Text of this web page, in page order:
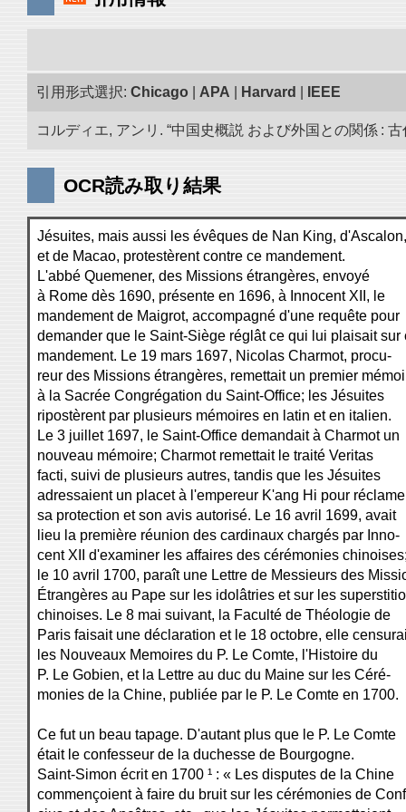
引用形式選択: Chicago APA Harvard IEEE
コルディエ, アンリ. “中国史概説 および外国との関係 :
OCR読み取り結果
Jésuites, mais aussi les évêques de Nan King, d'Ascalon,
et de Macao, protestèrent contre ce mandement.
L'abbé Quemener, des Missions étrangères, envoyé
à Rome dès 1690, présente en 1696, à Innocent XII, le
mandement de Maigrot, accompagné d'une requête pour
demander que le Saint-Siège réglât ce qui lui plaisait sur
mandement. Le 19 mars 1697, Nicolas Charmot, procu-
reur des Missions étrangères, remettait un premier
à la Sacrée Congrégation du Saint-Office; les Jésuites
ripostèrent par plusieurs mémoires en latin et en italien.
Le 3 juillet 1697, le Saint-Office demandait à Charmot un
nouveau mémoire; Charmot remettait le traité Veritas
facti, suivi de plusieurs autres, tandis que les Jésuites
adressaient un placet à l'empereur K'ang Hi pour
sa protection et son avis autorisé. Le 16 avril 1699, avait
lieu la première réunion des cardinaux chargés par Inno-
cent XII d'examiner les affaires des cérémonies
le 10 avril 1700, paraît une Lettre de Messieurs des
Étrangères au Pape sur les idolâtries et sur les
chinoises. Le 8 mai suivant, la Faculté de Théologie de
Paris faisait une déclaration et le 18 octobre, elle
les Nouveaux Memoires du P. Le Comte, l'Histoire du
P. Le Gobien, et la Lettre au duc du Maine sur les Céré-
monies de la Chine, publiée par le P. Le Comte en 1700.
Ce fut un beau tapage. D'autant plus que le P. Le Comte
était le confesseur de la duchesse de Bourgogne.
Saint-Simon écrit en 1700 ¹ : « Les disputes de la Chine
commençoient à faire du bruit sur les cérémonies de